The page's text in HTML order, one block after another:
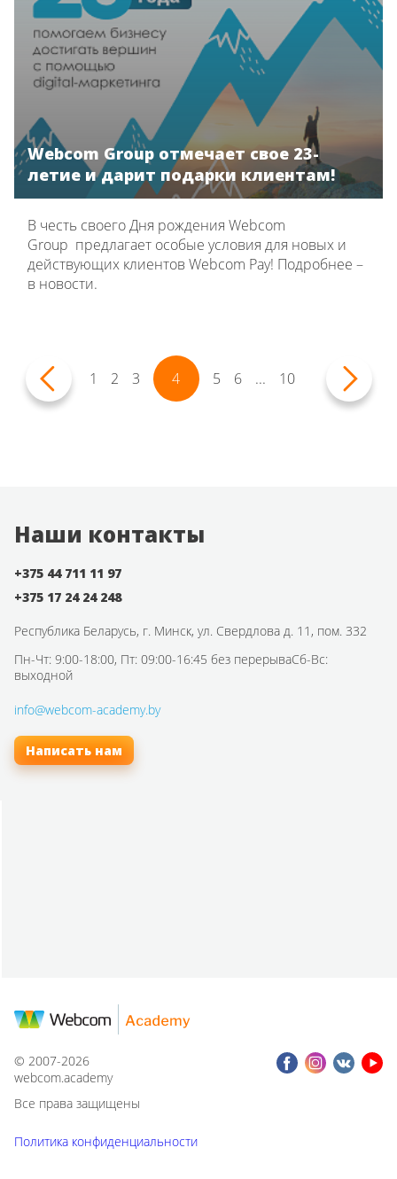
Webcom Group отмечает свое 23-
летие и дарит подарки клиентам!
В честь своего Дня рождения Webcom
Group предлагает особые условия для новых и
действующих клиентов Webcom Pay! Подробнее –
в новости.
1 2 3 4 5 6 ... 10
Наши контакты
+375 44 711 11 97
+375 17 24 24 248
Республика Беларусь, г. Минск, ул. Свердлова д. 11, пом. 332
Пн-Чт: 9:00-18:00, Пт: 09:00-16:45 без перерываСб-Вс:
выходной
info@webcom-academy.by
Написать нам
© 2007-2026
webcom.academy
Все права защищены
Политика конфиденциальности